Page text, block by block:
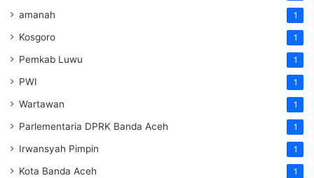
amanah 1
Kosgoro 1
Pemkab Luwu 1
PWI 1
Wartawan 1
Parlementaria DPRK Banda Aceh 1
Irwansyah Pimpin 1
Kota Banda Aceh 1